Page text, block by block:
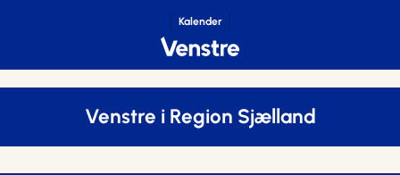
Kalender
Venstre i Region Sjælland